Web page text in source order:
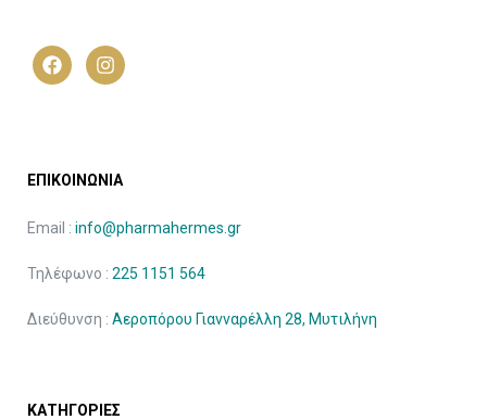
ΕΠΙΚΟΙΝΩΝΙΑ
Email : info@pharmahermes.gr
Τηλέφωνο : 225 1151 564
Διεύθυνση : Αεροπόρου Γιανναρέλλη 28, Μυτιλήνη
ΚΑΤΗΓΟΡΙΕΣ